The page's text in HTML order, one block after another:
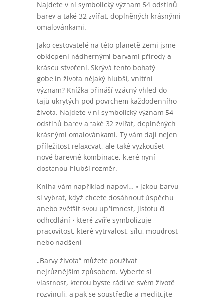
Najdete v ní symbolický význam 54 odstínů
barev a také 32 zvířat, doplněných krásnými
omalovánkami.
Jako cestovatelé na této planetě Zemi jsme
obklopeni nádhernými barvami přírody a
krásou stvoření. Skrývá tento bohatý
gobelín života nějaký hlubší, vnitřní
význam? Knížka přináší vzácný vhled do
tajů ukrytých pod povrchem každodenního
života. Najdete v ní symbolický význam 54
odstínů barev a také 32 zvířat, doplněných
krásnými omalovánkami. Ty vám dají nejen
příležitost relaxovat, ale také vyzkoušet
nové barevné kombinace, které nyní
dostanou hlubší rozměr.
Kniha vám například napoví… • jakou barvu
si vybrat, když chcete dosáhnout úspěchu
anebo zvětšit svou upřímnost, jistotu či
odhodlání • které zvíře symbolizuje
pracovitost, které vytrvalost, sílu, moudrost
nebo nadšení
„Barvy života“ můžete používat
nejrůznějším způsobem. Vyberte si
vlastnost, kterou byste rádi ve svém životě
rozvinuli, a pak se soustřeďte a meditujte